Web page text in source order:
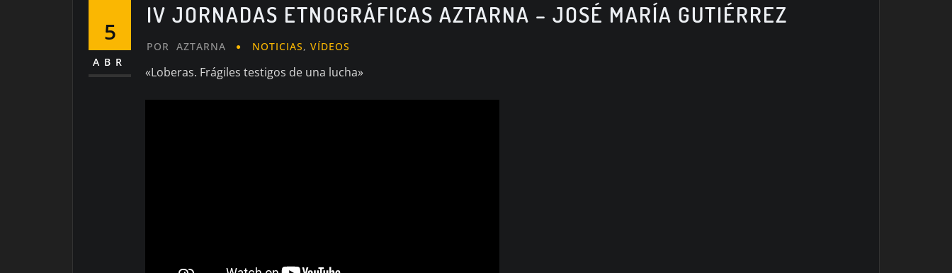
5
ABR
IV JORNADAS ETNOGRÁFICAS AZTARNA – JOSÉ MARÍA GUTIÉRREZ
POR AZTARNA NOTICIAS,VÍDEOS
«Loberas. Frágiles testigos de una lucha»